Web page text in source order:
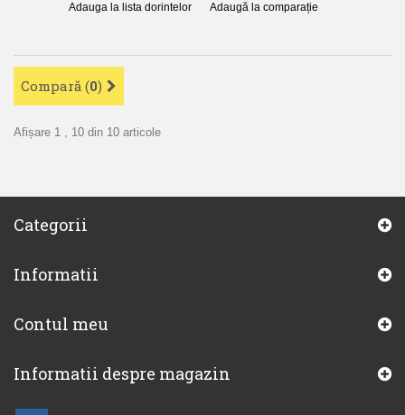
Adauga la lista dorintelor Adaugă la comparație
Compară (0)
Afișare 1 , 10 din 10 articole
Categorii
Informatii
Contul meu
Informatii despre magazin